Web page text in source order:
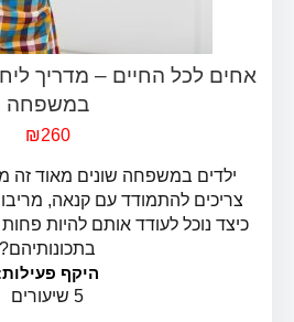
לכל החיים – מדריך ליחסי
במשפחה
₪260
ילדים במשפחה שונים מאוד זה
צריכים להתמודד עם קנאה,
כיצד נוכל לעודד אותם להיות פחות
בתכונותיהם?
היקף
5 שיעורים